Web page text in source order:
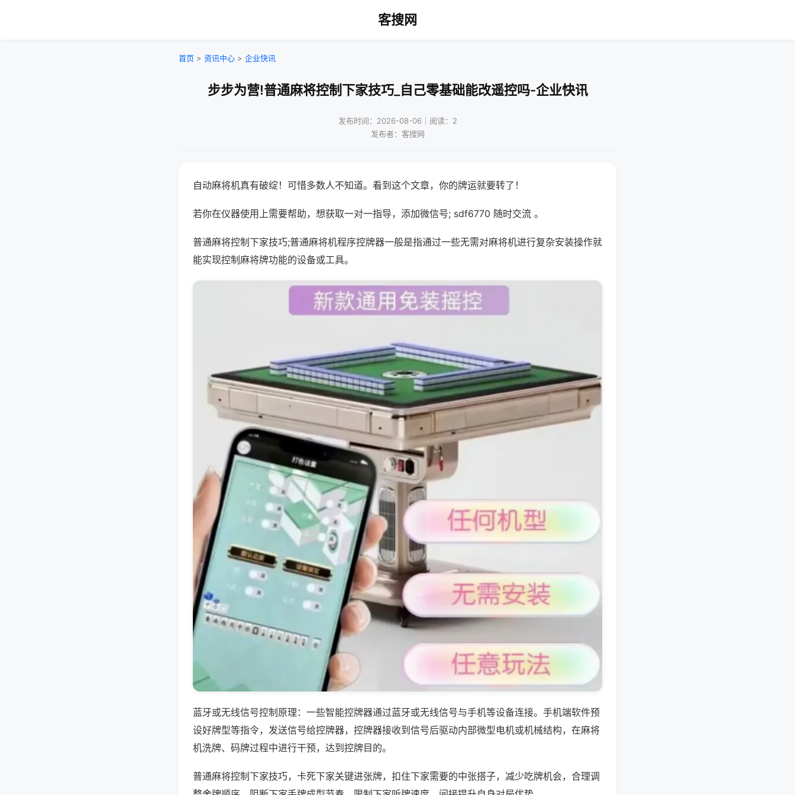
客搜网
首页 > 资讯中心 > 企业快讯
步步为营!普通麻将控制下家技巧_自己零基础能改遥控吗-企业快讯
发布时间：2026-08-06｜阅读：2
发布者：客搜网
自动麻将机真有破绽！可惜多数人不知道。看到这个文章，你的牌运就要转了！
若你在仪器使用上需要帮助，想获取一对一指导，添加微信号; sdf6770 随时交流 。
普通麻将控制下家技巧;普通麻将机程序控牌器一般是指通过一些无需对麻将机进行复杂安装操作就
能实现控制麻将牌功能的设备或工具。
蓝牙或无线信号控制原理：一些智能控牌器通过蓝牙或无线信号与手机等设备连接。手机端软件预
设好牌型等指令，发送信号给控牌器，控牌器接收到信号后驱动内部微型电机或机械结构，在麻将
机洗牌、码牌过程中进行干预，达到控牌目的。
普通麻将控制下家技巧，卡死下家关键进张牌，扣住下家需要的中张搭子，减少吃牌机会，合理调